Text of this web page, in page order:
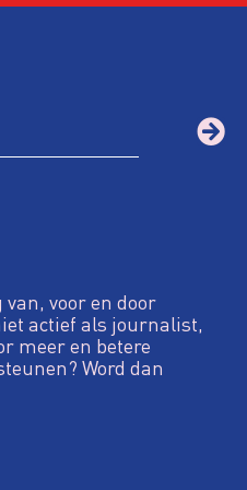
van, voor en door
actief als journalist,
meer en betere
Word dan